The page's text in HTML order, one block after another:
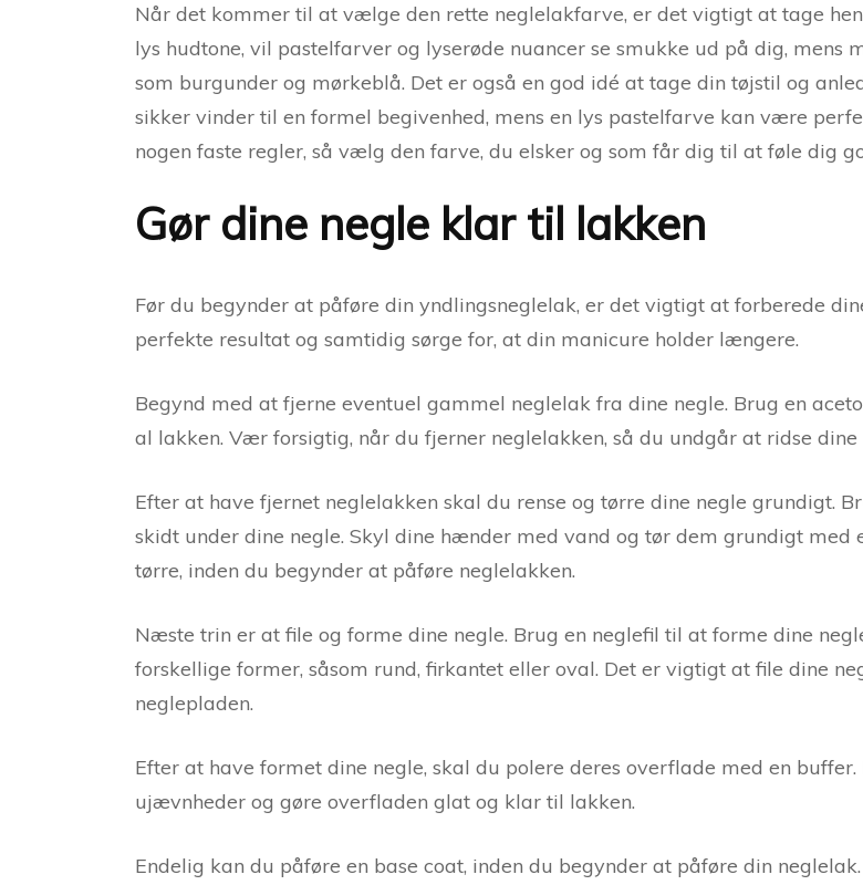
Når det kommer til at vælge den rette neglelakfarve, er det vigtigt at tage
lys hudtone, vil pastelfarver og lyserøde nuancer se smukke ud på dig,
som burgunder og mørkeblå. Det er også en god idé at tage din tøjstil og
sikker vinder til en formel begivenhed, mens en lys pastelfarve kan være
nogen faste regler, så vælg den farve, du elsker og som får dig til at føle dig
Gør dine negle klar til lakken
Før du begynder at påføre din yndlingsneglelak, er det vigtigt at forberede
perfekte resultat og samtidig sørge for, at din manicure holder længere.
Begynd med at fjerne eventuel gammel neglelak fra dine negle. Brug en
al lakken. Vær forsigtig, når du fjerner neglelakken, så du undgår at ridse dine
Efter at have fjernet neglelakken skal du rense og tørre dine negle grundigt.
skidt under dine negle. Skyl dine hænder med vand og tør dem grundigt
tørre, inden du begynder at påføre neglelakken.
Næste trin er at file og forme dine negle. Brug en neglefil til at forme dine
forskellige former, såsom rund, firkantet eller oval. Det er vigtigt at file dine
neglepladen.
Efter at have formet dine negle, skal du polere deres overflade med en
ujævnheder og gøre overfladen glat og klar til lakken.
Endelig kan du påføre en base coat, inden du begynder at påføre din